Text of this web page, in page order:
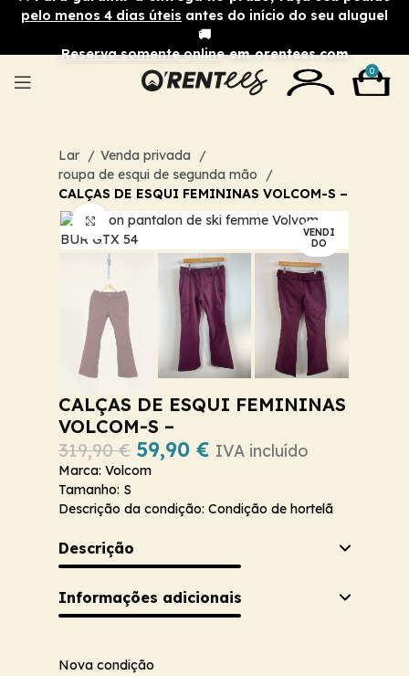
pelo menos 4 dias úteis antes do início do seu aluguel
🚚
Reserva somente onlineem orentees.com
0
Lar
Venda privada
roupa de esqui de segunda mão
CALÇAS DE ESQUI FEMININAS VOLCOM-S –
VENDI
DO
Clique para ampliar
CALÇAS DE ESQUI FEMININAS
VOLCOM-S –
319,90€ 59,90 € IVA incluído
Marca: Volcom
Tamanho: S
Descrição da condição: Condição de hortelã
Descrição
Informações adicionais
Nova condição